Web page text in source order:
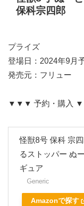
保科宗四郎
プライズ
登場日：2024年9月
発売元：フリュー
▼▼▼ 予約・購入
怪獣8号 保科 宗
るストッパー ぬ
ギュア
Generic
Amazonで探す